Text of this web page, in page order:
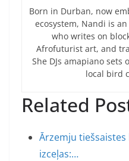
Born in Durban, now
ecosystem, Nandi is
who writes on
Afrofuturist art, and
She DJs amapiano sets
local bird
Related
Ārzemju
izceļas:…